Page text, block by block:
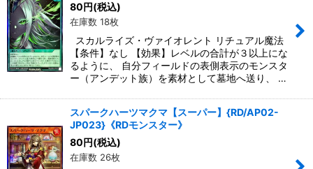
80円(税込)
在庫数 18枚
スカルライズ・ヴァイオレント リチュアル魔法
【条件】なし 【効果】レベルの合計が３以上にな
るように、 自分フィールドの表側表示のモンスタ
ー（アンデット族）を素材として墓地へ送り、 …
スパークハーツマクマ【スーパー】{RD/AP02-
JP023}《RDモンスター》
80円(税込)
在庫数 26枚